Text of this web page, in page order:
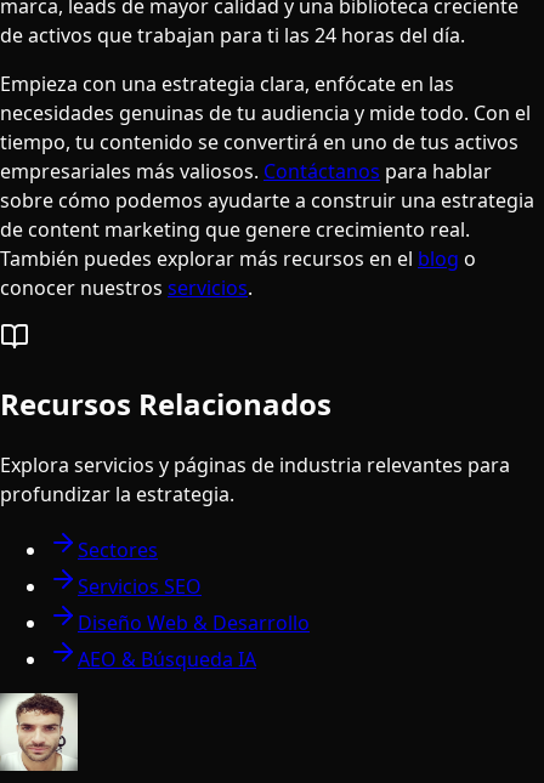
marca, leads de mayor calidad y una biblioteca creciente
de activos que trabajan para ti las 24 horas del día.
Empieza con una estrategia clara, enfócate en las
necesidades genuinas de tu audiencia y mide todo. Con el
tiempo, tu contenido se convertirá en uno de tus activos
empresariales más valiosos. Contáctanos para hablar
sobre cómo podemos ayudarte a construir una estrategia
de content marketing que genere crecimiento real.
También puedes explorar más recursos en el blog o
conocer nuestros servicios.
Recursos Relacionados
Explora servicios y páginas de industria relevantes para
profundizar la estrategia.
Sectores
Servicios SEO
Diseño Web & Desarrollo
AEO & Búsqueda IA